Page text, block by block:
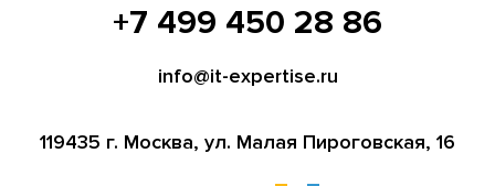
+7 499 450 28 86
info@it-expertise.ru
119435 г. Москва, ул. Малая Пироговская, 16